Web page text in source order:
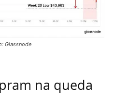
Glassnode
na queda